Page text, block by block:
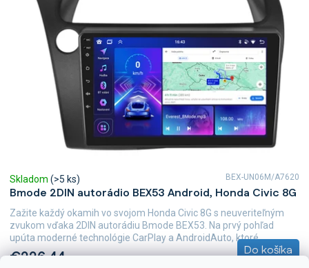
Bmode 2DIN autorádio BEX53 Android, Honda Civic 8G
Skladom (>5 ks)
€226,44 Do košíka
Zažite každý okamih vo svojom Honda Civic 8G s neuveriteľným
zvukom vďaka 2DIN autorádiu Bmode BEX53. Na prvý pohľad
upúta moderné technológie CarPlay a AndroidAuto, ktoré...
BEX-UN06M/A7620